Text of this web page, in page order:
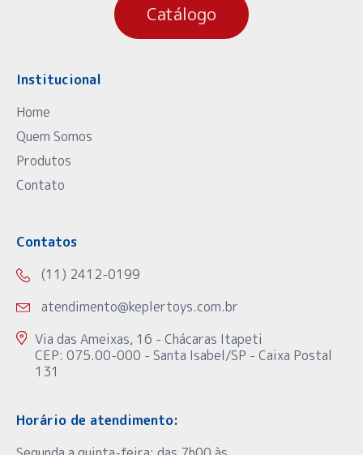
Catálogo
Institucional
Home
Quem Somos
Produtos
Contato
Contatos
(11) 2412-0199
atendimento@keplertoys.com.br
Via das Ameixas, 16 - Chácaras Itapeti
CEP: 075.00-000 - Santa Isabel/SP - Caixa Postal
131
Horário de atendimento: